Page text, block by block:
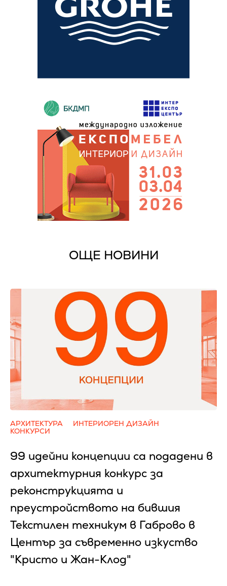
ОЩЕ НОВИНИ
АРХИТЕКТУРА
ИНТЕРИОРЕН ДИЗАЙН
КОНКУРСИ
99 идейни концепции са подадени в
архитектурния конкурс за
реконструкцията и
преустройството на бившия
Текстилен техникум в Габрово в
Център за съвременно изкуство
"Кристо и Жан-Клод"